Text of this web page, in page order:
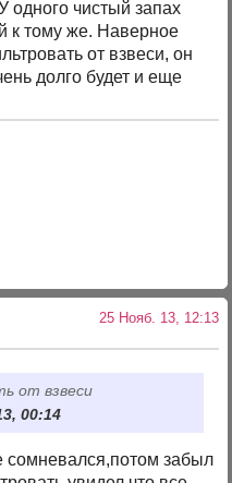
одного чистый запах
к тому же. Наверное
от взвеси, он
долго будет и еще
25 Нояб. 13, 12:13
от взвеси
00:14
сомневался,потом забыл